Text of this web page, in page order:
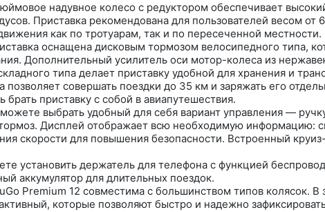
надувное колесо с редуктором обеспечивает
Приставка рекомендована для пользователей весом от
как по тротуарам, так и по пересеченной местности.
оснащена дисковым тормозом велосипедного типа,
Дополнительный усилитель оси мотор-колеса из
типа делает приставку удобной для хранения и
совершать поездки до 35 км и заряжать его
приставку с собой в авиапутешествия.
выбрать удобный для себя вариант управления —
Дисплей отображает всю необходимую информацию:
скорости для повышения безопасности. Встроенный
установить держатель для телефона с функцией
аккумулятор для длительных поездок.
Premium 12 совместима с большинством типов колясок.
которые позволяют быстро и надежно